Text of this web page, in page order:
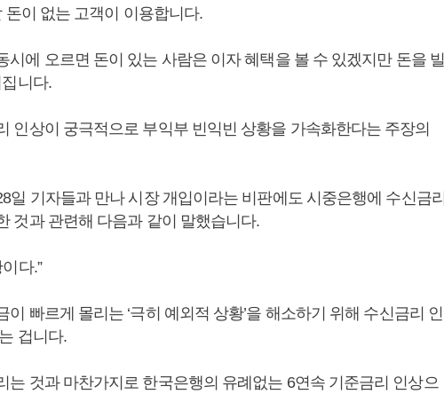
이 없는 고객이 이용합니다.
시에 오르면 돈이 있는 사람은 이자 혜택을 볼 수 있겠지만 돈을 빌
니다.
인상이 궁극적으로 부익부 빈익빈 상황을 가속화한다는 주장의
일 기자들과 만나 시장 개입이라는 비판에도 시중은행에 수신금리
것과 관련해 다음과 같이 말했습니다.
다.”
빠르게 몰리는 ‘극히 예외적 상황’을 해소하기 위해 수신금리 인
겁니다.
는 것과 마찬가지로 한국은행의 유례없는 6연속 기준금리 인상으